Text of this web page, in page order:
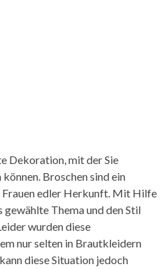
Dekoration, mit der Sie
Broschen sind ein
Frauen edler Herkunft. Mit Hilfe
gewählte Thema und den Stil
wurden diese
nur selten in Brautkleidern
diese Situation jedoch